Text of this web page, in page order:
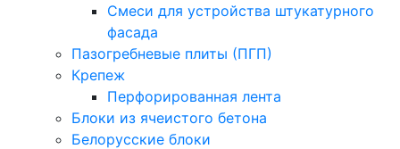
Смеси для устройства штукатурного
фасада
Пазогребневые плиты (ПГП)
Крепеж
Перфорированная лента
Блоки из ячеистого бетона
Белорусские блоки